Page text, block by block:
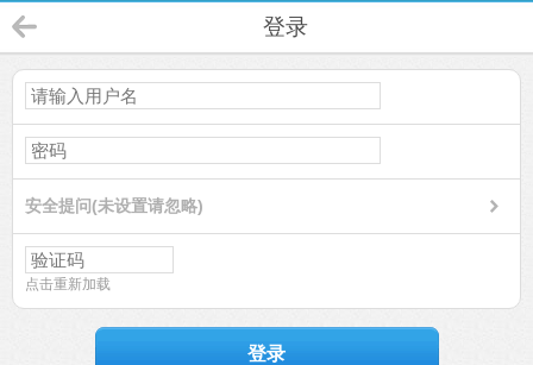
登录
安全提问(未设置请忽略)
点击重新加载
登录